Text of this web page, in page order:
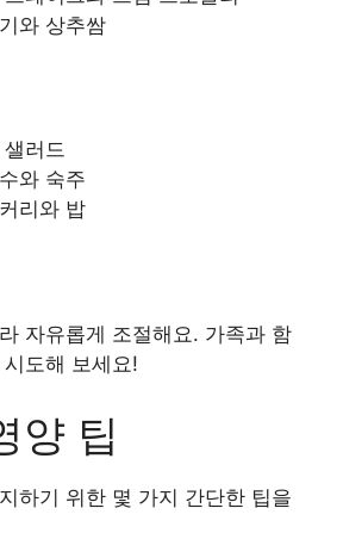
와 상추쌈
샐러드
와 숙주
리와 밥
자유롭게 조절해요. 가족과 함
도해 보세요!
양 팁
하기 위한 몇 가지 간단한 팁을